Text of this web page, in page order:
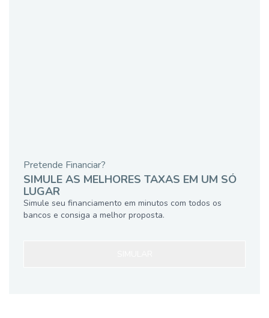
Pretende Financiar?
SIMULE AS MELHORES TAXAS EM UM SÓ
LUGAR
Simule seu financiamento em minutos com todos os
bancos e consiga a melhor proposta.